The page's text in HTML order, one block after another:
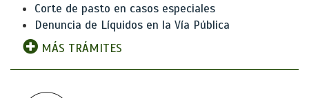
Corte de pasto en casos especiales
Denuncia de Líquidos en la Vía Pública
MÁS TRÁMITES